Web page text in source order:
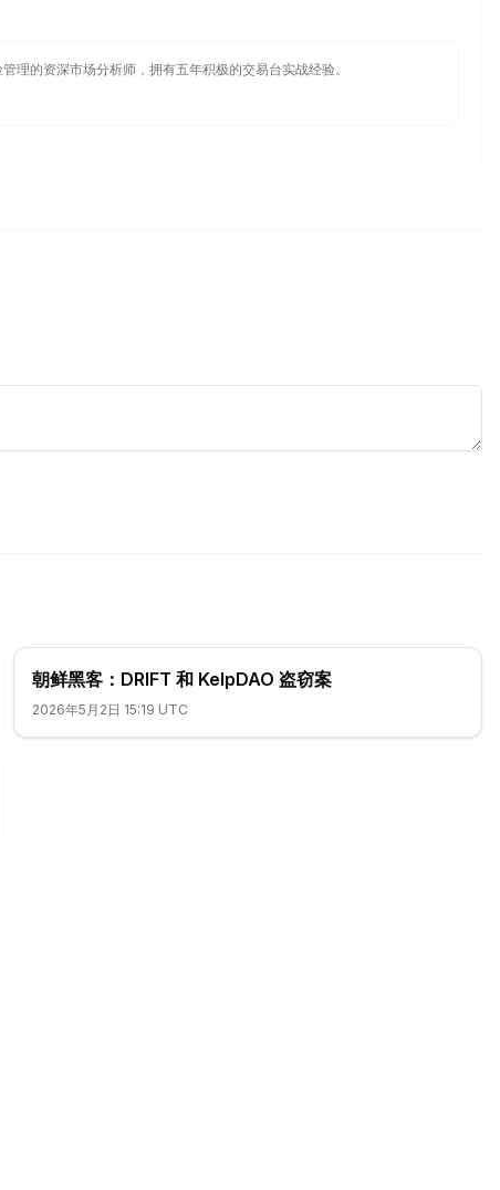
理的资深市场分析师，拥有五年积极的交易台实战经验。
朝鲜黑客：DRIFT 和 KelpDAO 盗窃案
2026年5月2日 15:19 UTC